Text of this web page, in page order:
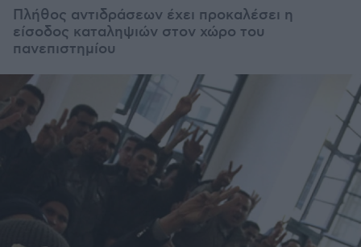
Πλήθος αντιδράσεων έχει προκαλέσει η
είσοδος καταληψιών στον χώρο του
πανεπιστημίου